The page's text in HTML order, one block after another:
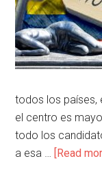
todos los países,
el centro es
todo los
a esa … [Read